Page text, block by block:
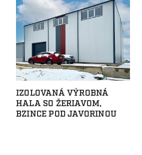
IZOLOVANÁ VÝROBNÁ
HALA SO ŽERIAVOM,
BZINCE POD JAVORINOU